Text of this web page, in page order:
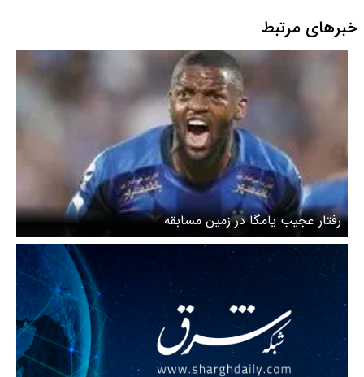
خبرهای مرتبط
رفتار عجیب یامگا در زمین مسابقه